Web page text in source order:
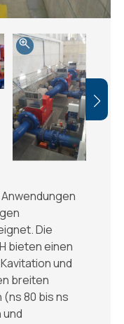
Die
bieten einen
und
breiten
80 bis ns